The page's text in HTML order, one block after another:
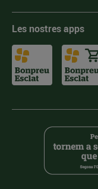
Les nostres apps